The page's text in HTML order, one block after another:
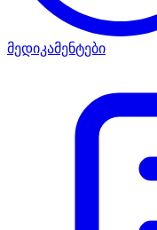
მედიკამენტები